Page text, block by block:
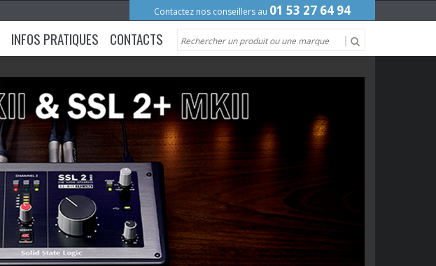
Contactez nos conseillers au 01 53 27 64 94
INFOS PRATIQUES CONTACTS